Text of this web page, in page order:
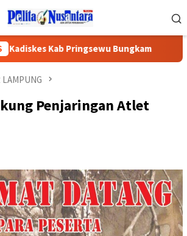
Kab Pringsewu Bungkam APH
LAMPUNG
Penjaringan Atlet